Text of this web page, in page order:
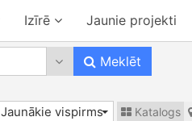
Izīrē Jaunie projekti
0 results are
Meklēt
Jaunākie vispirms Katalogs